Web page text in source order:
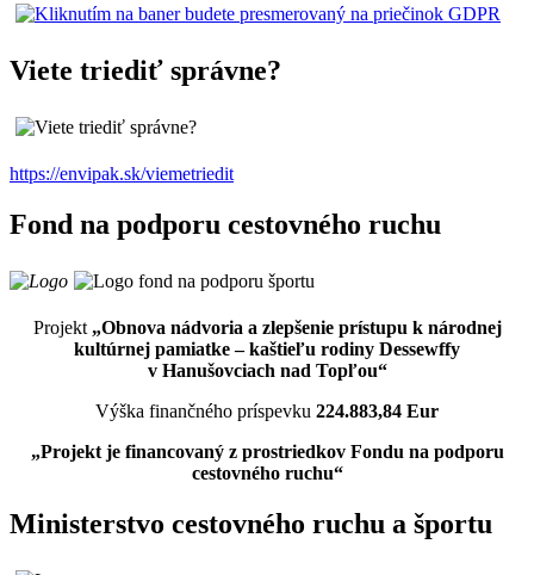
Viete triediť správne?
https://envipak.sk/viemetriedit
Fond na podporu cestovného ruchu
Projekt „Obnova nádvoria a zlepšenie prístupu k národnej
kultúrnej pamiatke – kaštieľu rodiny Dessewffy
v Hanušovciach nad Topľou“
Výška finančného príspevku 224.883,84 Eur
„Projekt je financovaný z prostriedkov Fondu na podporu
cestovného ruchu“
Ministerstvo cestovného ruchu a športu